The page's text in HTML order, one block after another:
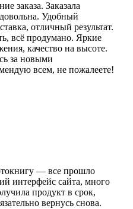
заказа. Заказала
Удобный
отличный результат.
всё продумано. Яркие
качество на высоте.
за новыми
всем, не пожалеете!
— все прошло
интерфейс сайта, много
продукт в срок,
вернусь снова.